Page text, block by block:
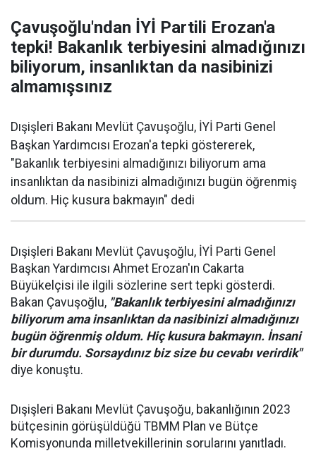
Çavuşoğlu'ndan İYİ Partili Erozan'a
tepki! Bakanlık terbiyesini almadığınızı
biliyorum, insanlıktan da nasibinizi
almamışsınız
Dışişleri Bakanı Mevlüt Çavuşoğlu, İYİ Parti Genel
Başkan Yardımcısı Erozan'a tepki göstererek,
"Bakanlık terbiyesini almadığınızı biliyorum ama
insanlıktan da nasibinizi almadığınızı bugün öğrenmiş
oldum. Hiç kusura bakmayın" dedi
Dışişleri Bakanı Mevlüt Çavuşoğlu, İYİ Parti Genel
Başkan Yardımcısı Ahmet Erozan'ın Cakarta
Büyükelçisi ile ilgili sözlerine sert tepki gösterdi.
Bakan Çavuşoğlu, "Bakanlık terbiyesini almadığınızı
biliyorum ama insanlıktan da nasibinizi almadığınızı
bugün öğrenmiş oldum. Hiç kusura bakmayın. İnsani
bir durumdu. Sorsaydınız biz size bu cevabı verirdik"
diye konuştu.
Dışişleri Bakanı Mevlüt Çavuşoğu, bakanlığının 2023
bütçesinin görüşüldüğü TBMM Plan ve Bütçe
Komisyonunda milletvekillerinin sorularını yanıtladı.